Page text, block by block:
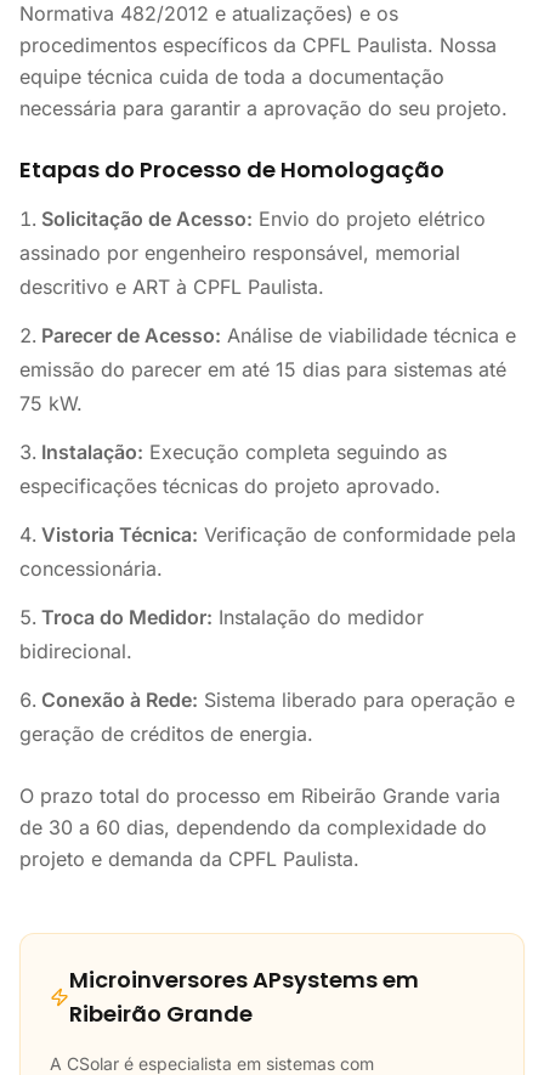
Normativa 482/2012 e atualizações) e os
procedimentos específicos da CPFL Paulista. Nossa
equipe técnica cuida de toda a documentação
necessária para garantir a aprovação do seu projeto.
Etapas do Processo de Homologação
Solicitação de Acesso: Envio do projeto elétrico
assinado por engenheiro responsável, memorial
descritivo e ART à CPFL Paulista.
Parecer de Acesso: Análise de viabilidade técnica e
emissão do parecer em até 15 dias para sistemas até
75 kW.
Instalação: Execução completa seguindo as
especificações técnicas do projeto aprovado.
Vistoria Técnica: Verificação de conformidade pela
concessionária.
Troca do Medidor: Instalação do medidor
bidirecional.
Conexão à Rede: Sistema liberado para operação e
geração de créditos de energia.
O prazo total do processo em Ribeirão Grande varia
de 30 a 60 dias, dependendo da complexidade do
projeto e demanda da CPFL Paulista.
Microinversores APsystems em
Ribeirão Grande
A CSolar é especialista em sistemas com